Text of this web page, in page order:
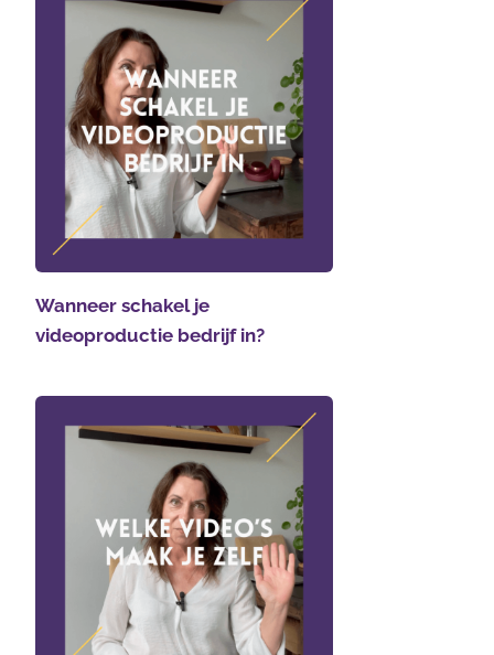
Wanneer schakel je
videoproductie bedrijf in?